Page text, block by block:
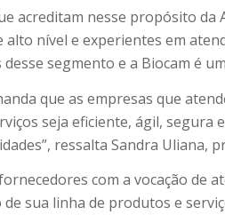
acreditam nesse propósito da
alto nível e experientes em
segmento e a Biocam é
que as empresas que
seja eficiente, ágil, segura
ressalta Sandra Uliana,
com a vocação de
sua linha de produtos e